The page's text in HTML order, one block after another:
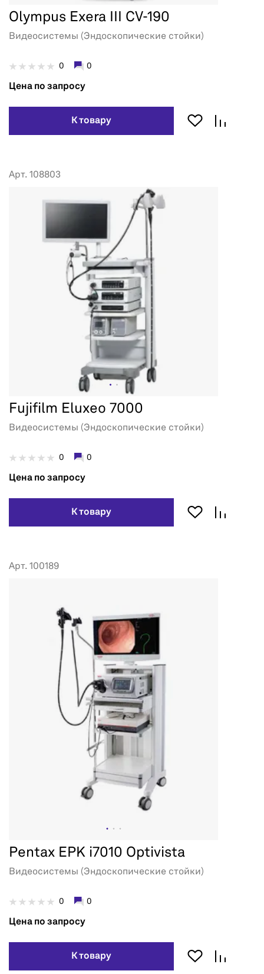
Olympus Exera III CV-190
Видеосистемы (Эндоскопические стойки)
0 0
Цена по запросу
К товару
Арт. 108803
Fujifilm Eluxeo 7000
Видеосистемы (Эндоскопические стойки)
0 0
Цена по запросу
К товару
Арт. 100189
Pentax EPK i7010 Optivista
Видеосистемы (Эндоскопические стойки)
0 0
Цена по запросу
К товару